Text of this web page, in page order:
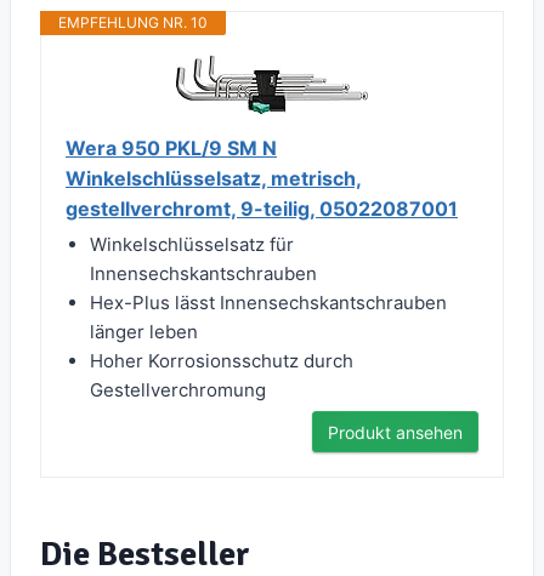
EMPFEHLUNG NR. 10
Wera 950 PKL/9 SM N
Winkelschlüsselsatz, metrisch,
gestellverchromt, 9-teilig, 05022087001
Winkelschlüsselsatz für
Innensechskantschrauben
Hex-Plus lässt Innensechskantschrauben
länger leben
Hoher Korrosionsschutz durch
Gestellverchromung
Produkt ansehen
Die Bestseller